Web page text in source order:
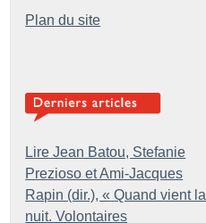
Plan du site
Lire Jean Batou, Stefanie
Prezioso et Ami-Jacques
Rapin (dir.), « Quand vient la
nuit. Volontaires